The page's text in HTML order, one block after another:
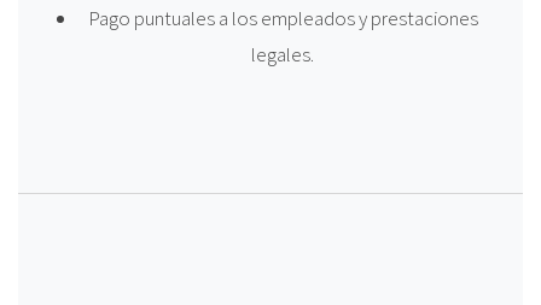
Pago puntuales a los empleados y prestaciones
legales.